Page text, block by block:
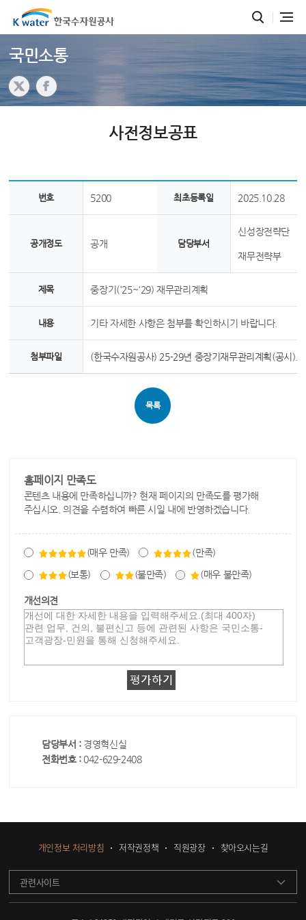
국민소통
사전정보공표
번호 5200 최초등록일 2025.10.28
공개정도 공개 담당부서
신성장전략단
재무전략부
제목 중장기('25~'29) 재무관리계획
내용 기타 자세한 사항은 첨부를 확인하시기 바랍니다.
첨부파일 (한국수자원공사) 25-29년 중장기재무관리계획(공시
목록
홈페이지 만족도
콘텐츠 내용에 만족하십니까? 현재 페이지의 만족도를 평가해
주십시오. 의견을 수렴하여 빠른 시일 내에 반영하겠습니다.
(매우 만족) (만족)
(보통) (불만족) (매우 불만족)
개선의견
담당부서 : 경영혁신실
전화번호 : 042-629-2408
개인정보 처리방침 저작권정책 직원광장 찾아오시는길
관련사이트